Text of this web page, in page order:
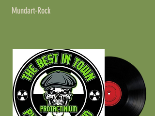
Mundart-Rock